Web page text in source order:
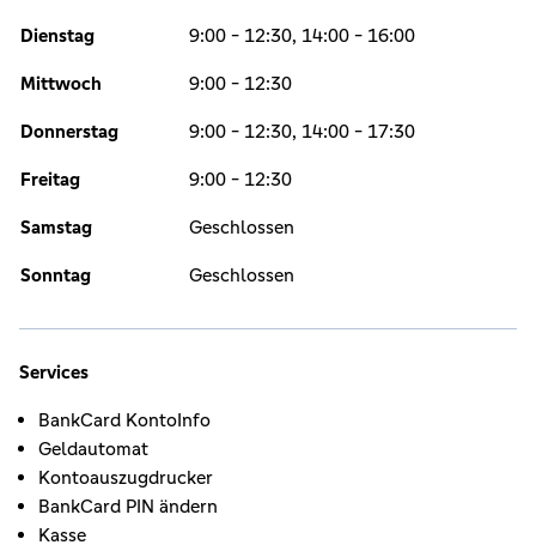
Dienstag 9:00 - 12:30, 14:00 - 16:00
Mittwoch 9:00 - 12:30
Donnerstag 9:00 - 12:30, 14:00 - 17:30
Freitag 9:00 - 12:30
Samstag Geschlossen
Sonntag Geschlossen
Services
BankCard KontoInfo
Geldautomat
Kontoauszugdrucker
BankCard PIN ändern
Kasse